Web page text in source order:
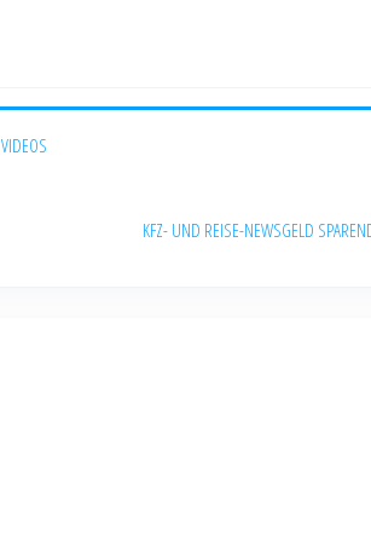
VIDEOS
KFZ- UND REISE-NEWSGELD SPAREN